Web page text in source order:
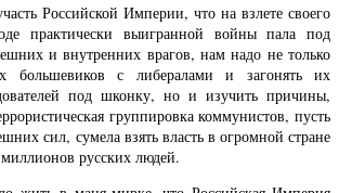
Российской Империи, что на взлете своего
практически выигранной войны пала под
и внутренних врагов, нам надо не только
большевиков с либералами и загонять их
под шконку, но и изучить причины,
группировка коммунистов, пусть
сил, сумела взять власть в огромной стране
русских людей.